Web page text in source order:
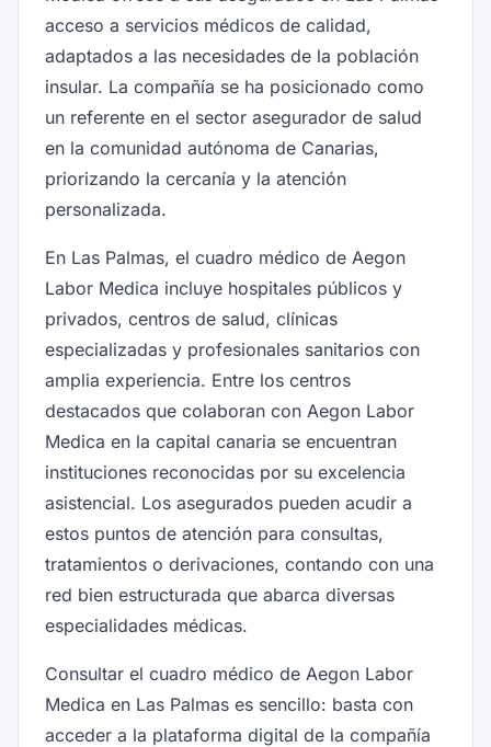
acceso a servicios médicos de calidad,
adaptados a las necesidades de la población
insular. La compañía se ha posicionado como
un referente en el sector asegurador de salud
en la comunidad autónoma de Canarias,
priorizando la cercanía y la atención
personalizada.
En Las Palmas, el cuadro médico de Aegon
Labor Medica incluye hospitales públicos y
privados, centros de salud, clínicas
especializadas y profesionales sanitarios con
amplia experiencia. Entre los centros
destacados que colaboran con Aegon Labor
Medica en la capital canaria se encuentran
instituciones reconocidas por su excelencia
asistencial. Los asegurados pueden acudir a
estos puntos de atención para consultas,
tratamientos o derivaciones, contando con una
red bien estructurada que abarca diversas
especialidades médicas.
Consultar el cuadro médico de Aegon Labor
Medica en Las Palmas es sencillo: basta con
acceder a la plataforma digital de la compañía